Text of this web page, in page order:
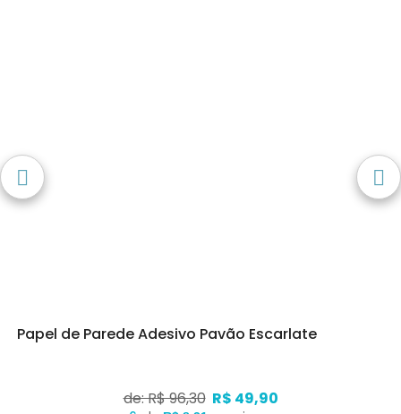
Papel de Parede Adesivo Pavão Escarlate
de: R$ 96,30 R$ 49,90